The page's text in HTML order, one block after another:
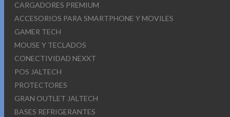
CARGADORES PREMIUM
ACCESORIOS PARA SMARTPHONE Y MOVILES
GAMER TECH
MOUSE Y TECLADOS
CONECTIVIDAD NEXXT
POS JALTECH
PROTECTORES
GRAN OUTLET JALTECH
BASES REFRIGERANTES